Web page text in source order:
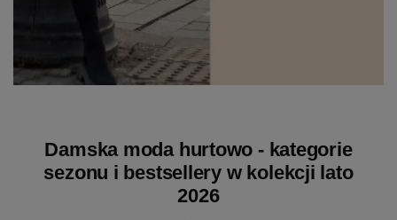
Damska moda hurtowo - kategorie
sezonu i bestsellery w kolekcji lato
2026